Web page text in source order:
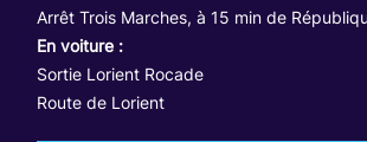
Arrêt Trois Marches, à 15 min de
En voiture :
Sortie Lorient Rocade
Route de Lorient